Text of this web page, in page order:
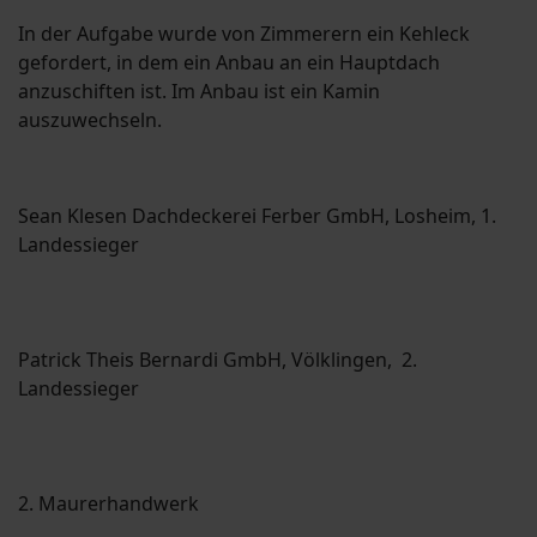
In der Aufgabe wurde von Zimmerern ein Kehleck
gefordert, in dem ein Anbau an ein Hauptdach
anzuschiften ist. Im Anbau ist ein Kamin
auszuwechseln.
Sean Klesen Dachdeckerei Ferber GmbH, Losheim, 1.
Landessieger
Patrick Theis Bernardi GmbH, Völklingen, 2.
Landessieger
2. Maurerhandwerk